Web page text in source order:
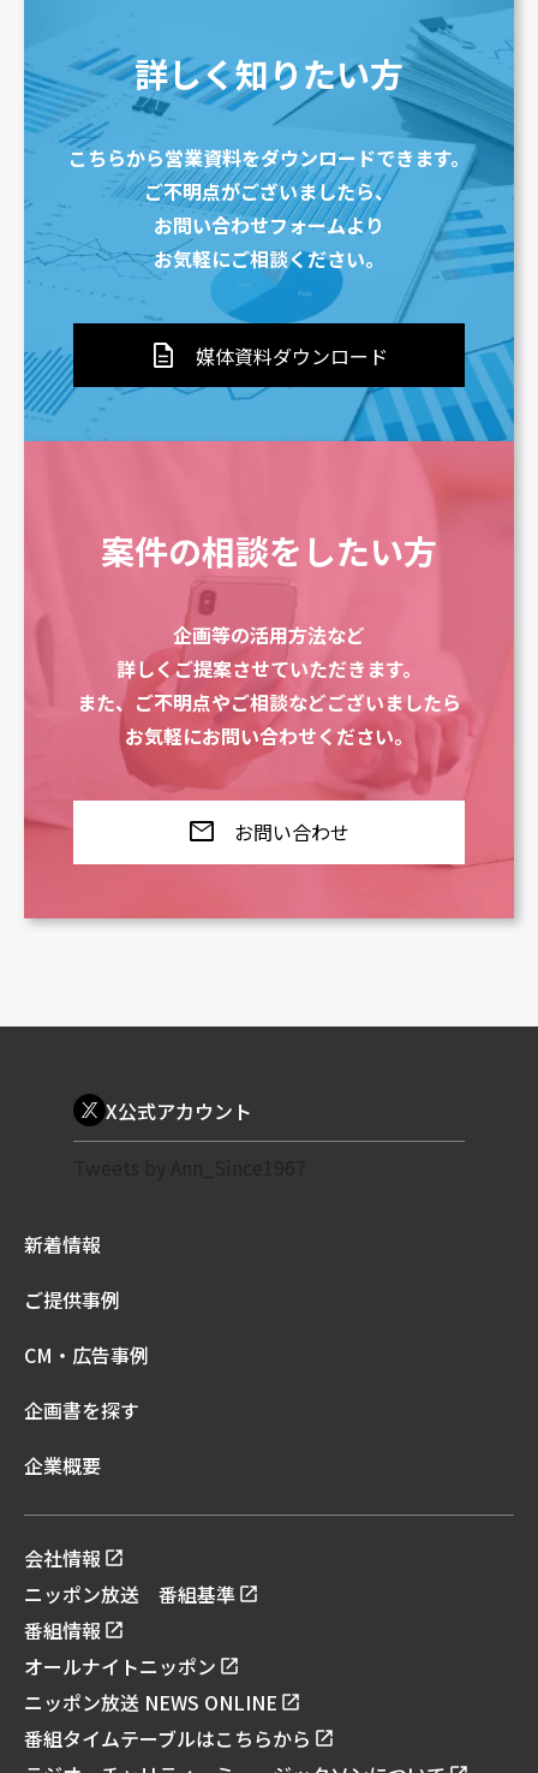
詳しく知りたい方
こちらから営業資料をダウンロードできます。
ご不明点がございましたら、
お問い合わせフォームより
お気軽にご相談ください。
description 媒体資料ダウンロード
案件の相談をしたい方
企画等の活用方法など
詳しくご提案させていただきます。
また、ご不明点やご相談などございましたら
お気軽にお問い合わせください。
mail お問い合わせ
X公式アカウント
新着情報
ご提供事例
CM・広告事例
企画書を探す
企業概要
会社情報
ニッポン放送 番組基準
番組情報
オールナイトニッポン
ニッポン放送 NEWS ONLINE
番組タイムテーブルはこちらから